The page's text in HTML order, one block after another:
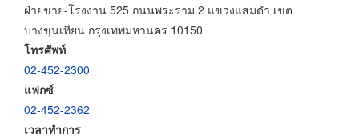
ฝ่ายขาย-โรงงาน 525 ถนนพระราม 2 แขวงแสมดำ เขต
บางขุนเทียน กรุงเทพมหานคร 10150
โทรศัพท์
02-452-2300
แฟกซ์
02-452-2362
เวลาทำการ